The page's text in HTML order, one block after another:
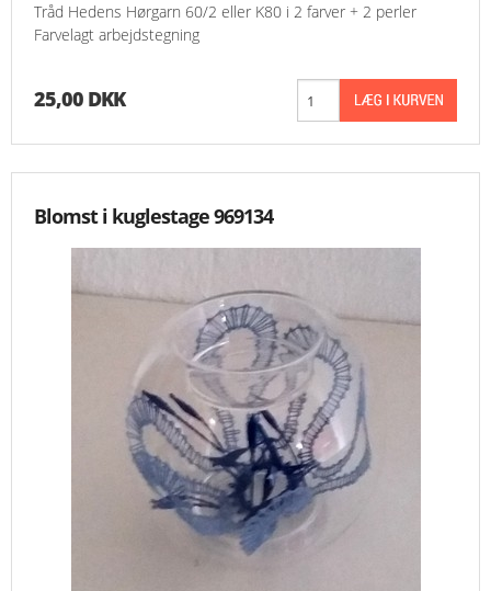
Tråd Hedens Hørgarn 60/2 eller K80 i 2 farver + 2 perler
Farvelagt arbejdstegning
25,00 DKK
Blomst i kuglestage 969134